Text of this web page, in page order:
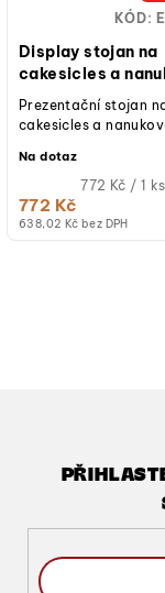
d
u
k
t
ů
Display stojan na
cakesicles a
dezerty
638,02 Kč bez DPH
772 Kč
Měrná
772 Kč / 1 ks
Na dotaz
Prezentační stojan
cakesicles a
55 mm, průhledný,
KÓD: